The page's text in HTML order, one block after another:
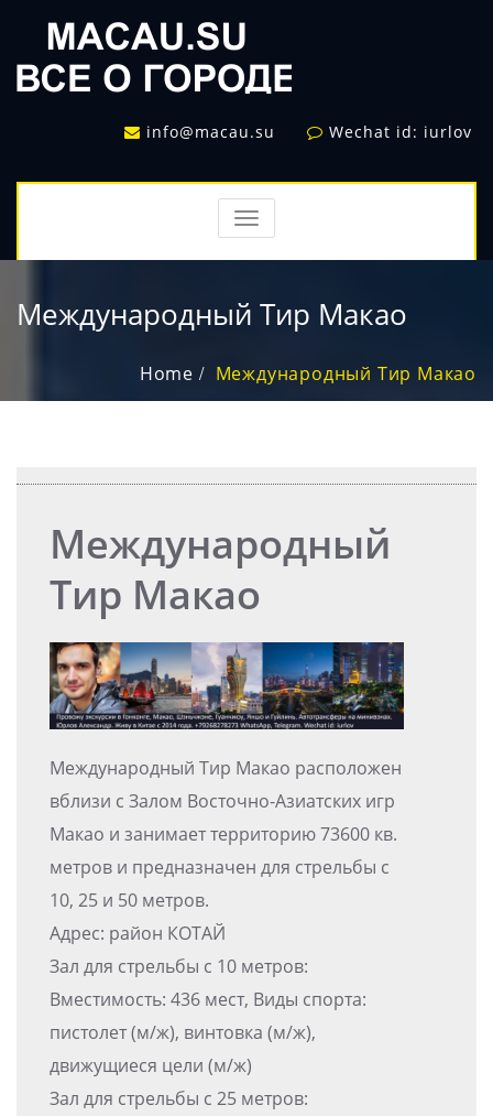
info@macau.su Wechat id: iurlov
TOGGLE
NAVIGATION
Международный Тир Макао
Home Международный Тир Макао
Международный
Тир Макао
Международный Тир Макао расположен
вблизи с Залом Восточно-Азиатских игр
Макао и занимает территорию 73600 кв.
метров и предназначен для стрельбы с
10, 25 и 50 метров.
Адрес: район КОТАЙ
Зал для стрельбы с 10 метров:
Вместимость: 436 мест, Виды спорта:
пистолет (м/ж), винтовка (м/ж),
движущиеся цели (м/ж)
Зал для стрельбы с 25 метров: